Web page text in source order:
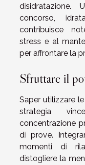
disidratazione.
concorso,
contribuisce
stress e al
per affrontare la
Sfruttare il
Saper utilizzare
strategia
concentrazione
di prove.
momenti di
distogliere la